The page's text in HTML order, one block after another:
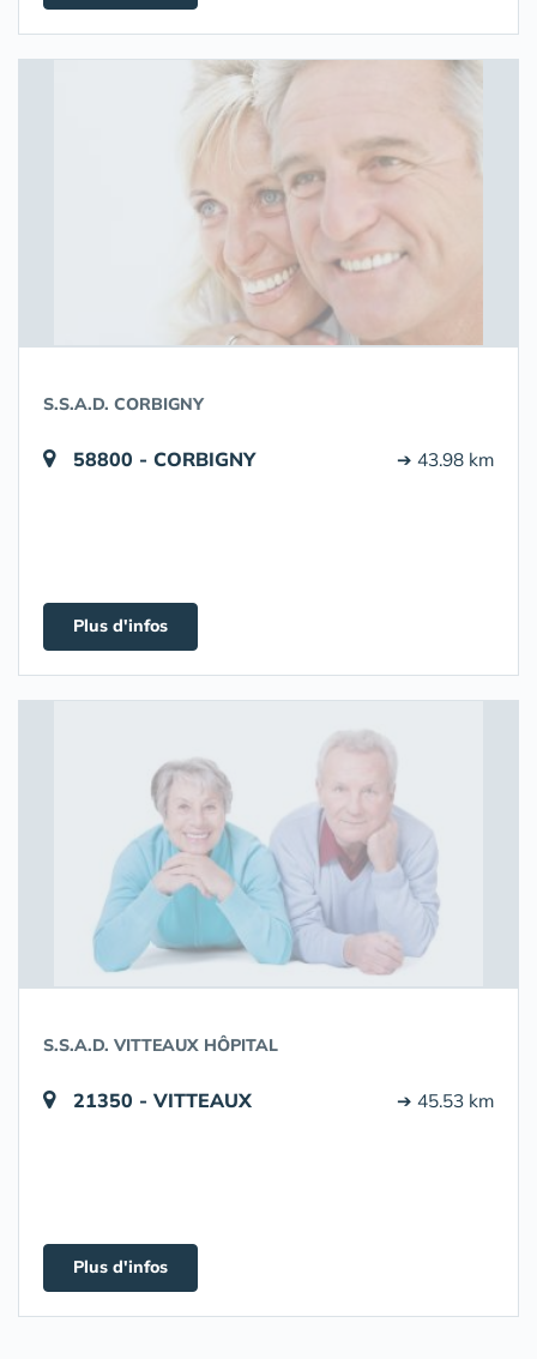
S.S.A.D. CORBIGNY
58800 - CORBIGNY ➔ 43.98 km
Plus d'infos
S.S.A.D. VITTEAUX HÔPITAL
21350 - VITTEAUX ➔ 45.53 km
Plus d'infos